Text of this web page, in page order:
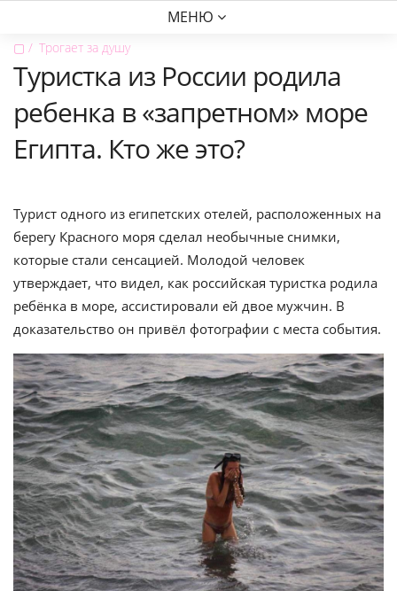
МЕНЮ
▢ Трогает за душу
Туристка из России родила
ребенка в «запретном» море
Египта. Кто же это?
Турист одного из египетских отелей, расположенных на
берегу Красного моря сделал необычные снимки,
которые стали сенсацией. Молодой человек
утверждает, что видел, как российская туристка родила
ребёнка в море, ассистировали ей двое мужчин. В
доказательство он привёл фотографии с места события.